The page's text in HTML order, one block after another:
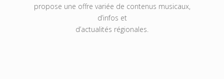
propose une offre variée de contenus musicaux,
d’infos et
d’actualités régionales.